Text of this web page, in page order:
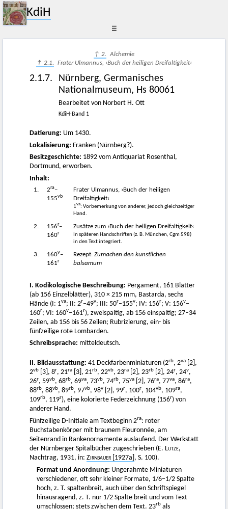
KdiH
☰
↑ 2. Alchemie
↑ 2.1. Frater Ulmannus, ›Buch der heiligen Dreifaltigkeit‹
2.1.7.
Nürnberg, Germanisches
Nationalmuseum, Hs 80061
Bearbeitet von Norbert H. Ott
KdiH-Band 1
Datierung: Um 1430.
Lokalisierung: Franken (Nürnberg?).
Besitzgeschichte: 1892 vom Antiquariat Rosenthal,
Dortmund, erworben.
Inhalt:
1. 2ra–
155vb
Frater Ulmannus, ›Buch der heiligen
Dreifaltigkeit‹
1va: Vorbemerkung von anderer, jedoch gleichzeitiger
Hand.
2. 156r–
160r
Zusätze zum ›Buch der heiligen Dreifaltigkeit‹
In späteren Handschriften (z. B. München, Cgm 598)
in den Text integriert.
3. 160v–
161r
Rezept: Zumachen den kunstlichen
balsamum
I. Kodikologische Beschreibung: Pergament, 161 Blätter
(ab 156 Einzelblätter), 310 × 215 mm, Bastarda, sechs
Hände (I: 1va; II: 2r–49v; III: 50r–155v; IV: 156r; V: 156v–
160r; VI: 160v–161r), zweispaltig, ab 156 einspaltig; 27–34
Zeilen, ab 156 bis 56 Zeilen; Rubrizierung, ein- bis
fünfzeilige rote Lombarden.
Schreibsprache: mitteldeutsch.
II. Bildausstattung: 41 Deckfarbenminiaturen (2rb, 2va
[2],
2vb [3], 8r, 21ra [3], 21rb, 22vb, 23ra [2], 23rb [2], 24r, 24v,
26r, 59vb, 68rb, 69va, 73vb, 74rb, 75va [2], 76ra, 77va, 86ra,
88rb, 88vb, 89rb, 97vb, 98v [2], 99r, 100r, 104vb, 109ra,
109rb, 119r), eine kolorierte Federzeichnung (156r) von
anderer Hand.
Fünfzeilige D-Initiale am Textbeginn 2ra: roter
Buchstabenkörper mit braunem Fleuronnée, am
Seitenrand in Rankenornamente auslaufend. Der Werkstatt
der Nürnberger Spitalbücher zugeschrieben (E. Lutze,
Nachtrag, 1931, in: Zirnbauer [1927a] , S. 100).
Format und Anordnung: Ungerahmte Miniaturen
verschiedener, oft sehr kleiner Formate, 1/6–1/2 Spalte
hoch, z. T. spaltenbreit, auch über den Schriftspiegel
hinausragend, z. T. nur 1/2 Spalte breit und vom Text
umschlossen; stets zwischen dem Text. 23rb als